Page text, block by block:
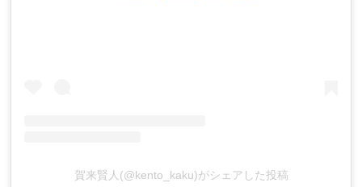
賀来賢人(@kento_kaku)がシェアした投稿